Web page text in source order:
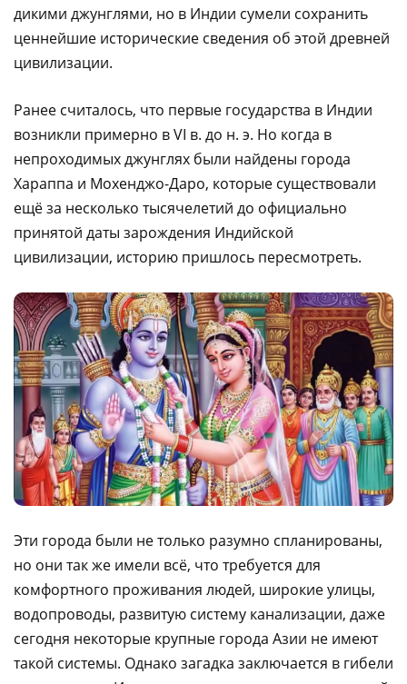
дикими джунглями, но в Индии сумели сохранить
ценнейшие исторические сведения об этой древней
цивилизации.
Ранее считалось, что первые государства в Индии
возникли примерно в VI в. до н. э. Но когда в
непроходимых джунглях были найдены города
Хараппа и Мохенджо-Даро, которые существовали
ещё за несколько тысячелетий до официально
принятой даты зарождения Индийской
цивилизации, историю пришлось пересмотреть.
Эти города были не только разумно спланированы,
но они так же имели всё, что требуется для
комфортного проживания людей, широкие улицы,
водопроводы, развитую систему канализации, даже
сегодня некоторые крупные города Азии не имеют
такой системы. Однако загадка заключается в гибели